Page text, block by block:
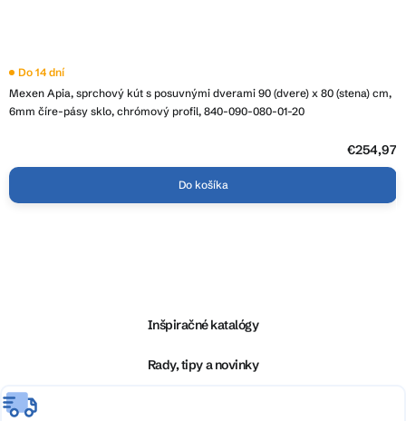
Mexen Apia, sprchový kút s posuvnými dverami 90 (dvere) x 80 (stena) cm,
6mm číre-pásy sklo, chrómový profil, 840-090-080-01-20
Do 14 dní
€254,97
Do košíka
e
Inšpiračné katalógy
Rady, tipy a novinky